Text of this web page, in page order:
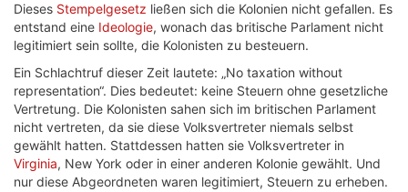
Dieses Stempelgesetz ließen sich die Kolonien nicht gefallen. Es
entstand eine Ideologie, wonach das britische Parlament nicht
legitimiert sein sollte, die Kolonisten zu besteuern.
Ein Schlachtruf dieser Zeit lautete: „No taxation without
representation“. Dies bedeutet: keine Steuern ohne gesetzliche
Vertretung. Die Kolonisten sahen sich im britischen Parlament
nicht vertreten, da sie diese Volksvertreter niemals selbst
gewählt hatten. Stattdessen hatten sie Volksvertreter in
Virginia, New York oder in einer anderen Kolonie gewählt. Und
nur diese Abgeordneten waren legitimiert, Steuern zu erheben.